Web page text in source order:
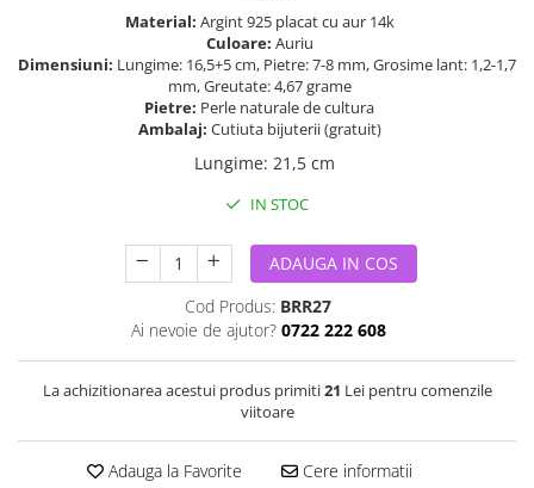
Material: Argint 925 placat cu aur 14k
Culoare: Auriu
Dimensiuni: Lungime: 16,5+5 cm, Pietre: 7-8 mm, Grosime lant: 1,2-1,7
mm, Greutate: 4,67 grame
Pietre: Perle naturale de cultura
Ambalaj: Cutiuta bijuterii (gratuit)
Lungime: 21,5 cm
IN STOC
ADAUGA IN COS
Cod Produs: BRR27
Ai nevoie de ajutor? 0722 222 608
La achizitionarea acestui produs primiti21 Lei pentru comenzile
viitoare
Adauga la Favorite Cere informatii